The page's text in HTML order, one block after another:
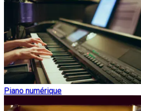
Piano numérique